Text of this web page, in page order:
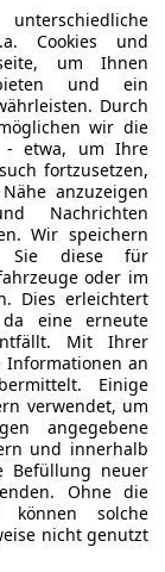
auf
davon
alsWertanlage
eine
erhält, schiebt
“Der Bugatti
auf der
istkeine
Sprecher.
für den
ohnehin
des
schon
werden:Jedes
, in der
ab 2024
auch die Frage
Cookies und
um Ihnen
und ein
Durch
wir die
- etwa, um Ihre
fortzusetzen,
anzuzeigen
Nachrichten
Wir speichern
Sie diese für
oder im
Dies erleichtert
eine erneute
Mit Ihrer
Informationen an
Einige
verwendet, um
angegebene
und innerhalb
Befüllung neuer
Ohne die
können solche
nicht genutzt